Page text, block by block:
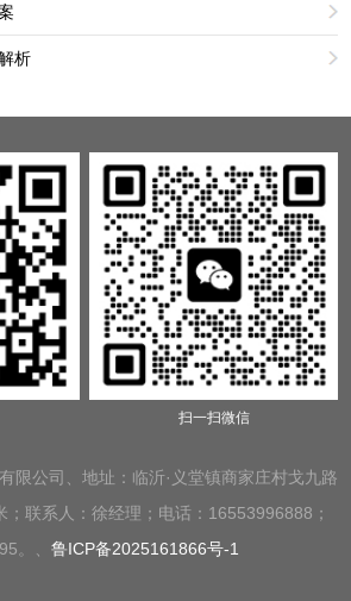
析
扫一扫微信
限公司、地址：临沂·义堂镇商家庄村戈九路
；联系人：徐经理；电话：16553996888；
。、 鲁ICP备2025161866号-1